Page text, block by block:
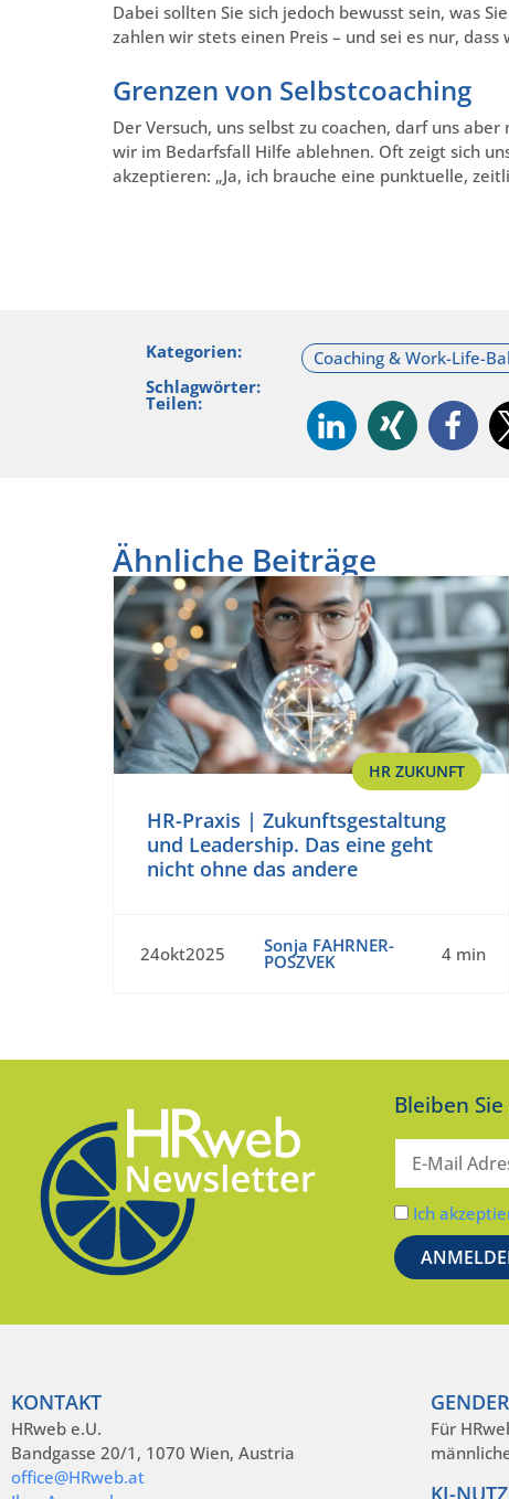
Dabei sollten Sie sich jedoch bewusst sein, was
zahlen wir stets einen Preis – und sei es nur,
Grenzen von Selbstcoaching
Der Versuch, uns selbst zu coachen, darf uns
wir im Bedarfsfall Hilfe ablehnen. Oft zeigt sich
akzeptieren: „Ja, ich brauche eine punktuelle,
Kategorien:
Schlagwörter:
Teilen:
Ähnliche Beiträge
HR ZUKUNFT
HR-Praxis | Zukunftsgestaltung
und Leadership. Das eine geht
nicht ohne das andere
24okt2025 Sonja FAHRNER-
POSZVEK 4 min
Bleiben
Ich
KONTAKT
HRweb e.U.
Bandgasse 20/1, 1070 Wien, Austria
office@HRweb.at
Für
KI-